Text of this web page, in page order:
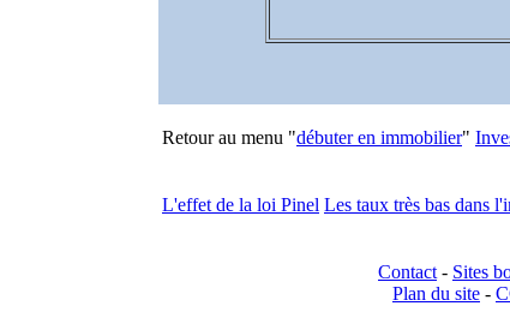
Retour au menu "débuter en immobilier"
L'effet de la loi Pinel Les taux très bas dans
Contact - Sites
Plan du site -